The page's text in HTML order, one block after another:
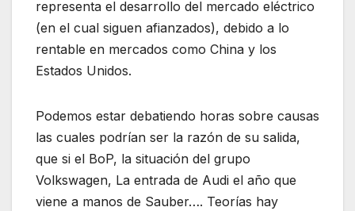
representa el desarrollo del mercado eléctrico
(en el cual siguen afianzados), debido a lo
rentable en mercados como China y los
Estados Unidos.
Podemos estar debatiendo horas sobre causas
las cuales podrían ser la razón de su salida,
que si el BoP, la situación del grupo
Volkswagen, La entrada de Audi el año que
viene a manos de Sauber…. Teorías hay